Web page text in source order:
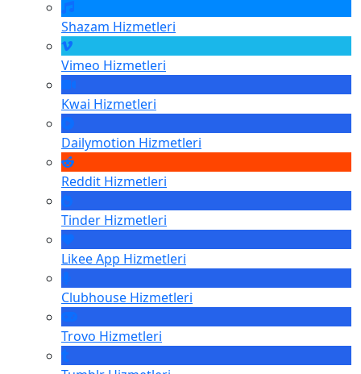
Shazam Hizmetleri
Vimeo Hizmetleri
Kwai Hizmetleri
Dailymotion Hizmetleri
Reddit Hizmetleri
Tinder Hizmetleri
Likee App Hizmetleri
Clubhouse Hizmetleri
Trovo Hizmetleri